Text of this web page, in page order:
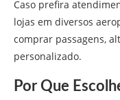
Caso prefira
lojas em diversos
comprar passagens,
personalizado.
Por Que